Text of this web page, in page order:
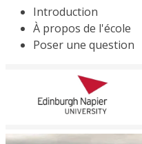
Introduction
À propos de l'école
Poser une question